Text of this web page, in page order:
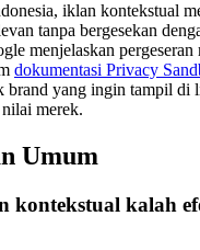
iklan kontekstual
tanpa bergesekan
menjelaskan pergeseran
dokumentasi Privacy
brand yang ingin tampil di
nilai merek.
Umum
kontekstual kalah